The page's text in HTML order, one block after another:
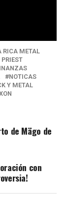
RICA METAL
NOTICAS
Y METAL
de Mägo de
con